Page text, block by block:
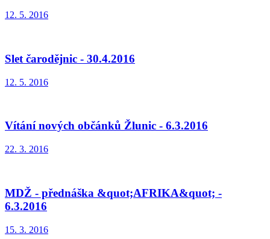
12. 5. 2016
Slet čarodějnic - 30.4.2016
12. 5. 2016
Vítání nových občánků Žlunic - 6.3.2016
22. 3. 2016
MDŽ - přednáška &quot;AFRIKA&quot; -
6.3.2016
15. 3. 2016